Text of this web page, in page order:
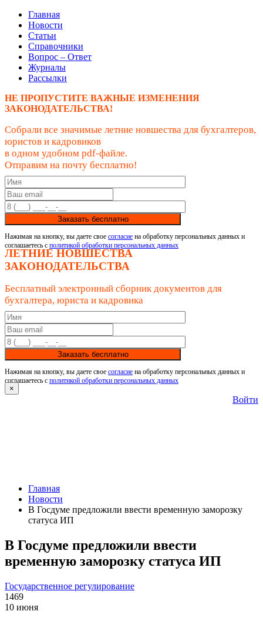
Главная
Новости
Статьи
Справочники
Вопрос – Ответ
Журналы
Рассылки
НЕ ПРОПУСТИТЕ ВАЖНЫЕ ИЗМЕНЕНИЯ
ЗАКОНОДАТЕЛЬСТВА!
Собрали все значимые летние новшества для бухгалтеров,
юристов и кадровиков
в одном удобном pdf-файле.
Отправим на почту бесплатно!
Заказать бесплатно
Нажимая на кнопку, вы даете свое согласие на обработку персональных данных и
соглашаетесь с политикой обработки персональных данных
ЛЕТНИЕ НОВШЕСТВА
ЗАКОНОДАТЕЛЬСТВА
Бесплатный электронный сборник документов для
бухгалтера, юриста и кадровика
Заказать бесплатно
Нажимая на кнопку, вы даете свое согласие на обработку персональных данных и
соглашаетесь с политикой обработки персональных данных
×
Войти
Главная
Новости
В Госдуме предложили ввести временную заморозку
статуса ИП
В Госдуме предложили ввести
временную заморозку статуса ИП
Государственное регулирование
1469
10 июня